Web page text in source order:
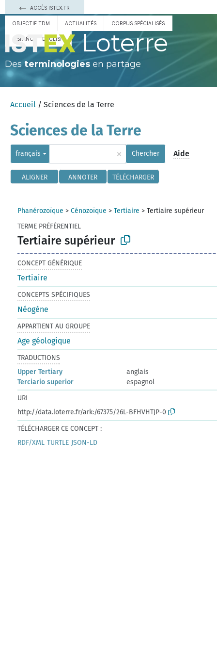
ACCÈS ISTEX.FR
OBJECTIF TDM ACTUALITÉS CORPUS SPÉCIALISÉS
ESPAÑOL ENGLISH Loterre
Des terminologies en partage
Accueil / Sciences de la Terre
Sciences de la Terre
français × Chercher Aide
ALIGNER ANNOTER TÉLÉCHARGER
Phanérozoïque >Cénozoïque >Tertiaire >Tertiaire supérieur
TERME PRÉFÉRENTIEL
Tertiaire supérieur
CONCEPT GÉNÉRIQUE
Tertiaire
CONCEPTS SPÉCIFIQUES
Néogène
APPARTIENT AU GROUPE
Age géologique
TRADUCTIONS
Upper Tertiary
anglais
Terciario superior
espagnol
URI
http://data.loterre.fr/ark:/67375/26L-BFHVHTJP-0
TÉLÉCHARGER CE CONCEPT :
RDF/XML TURTLE JSON-LD